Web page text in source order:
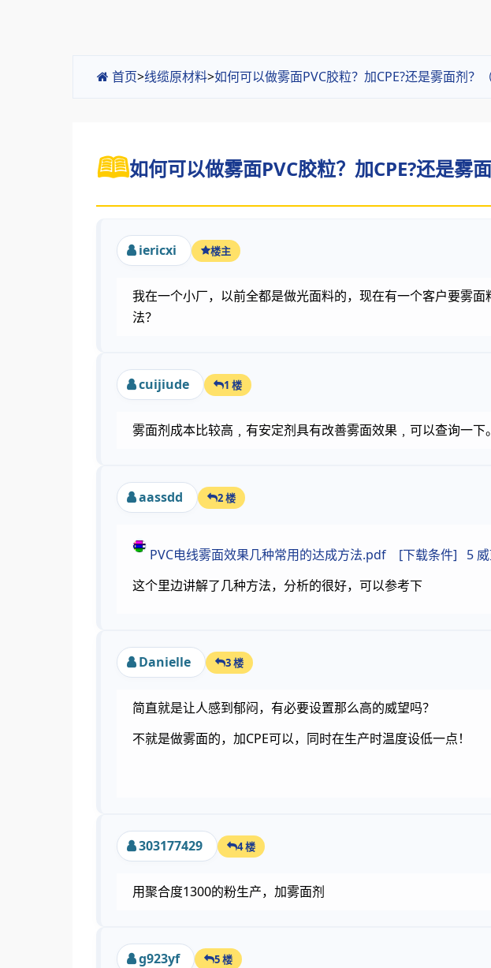
首页>线缆原材料>如何可以做雾面PVC胶粒？加CPE?还是雾面剂？（
如何可以做雾面PVC胶粒？加CPE?还是雾
iericxi 楼主
我在一个小厂，以前全都是做光面料的，现在有一个客户要雾
法？
cuijiude 1 楼
雾面剂成本比较高﹐有安定剂具有改善雾面效果﹐可以查询一下。
aassdd 2 楼
PVC电线雾面效果几种常用的达成方法.pdf [下载条件] 5 威
这个里边讲解了几种方法，分析的很好，可以参考下
Danielle 3 楼
简直就是让人感到郁闷，有必要设置那么高的威望吗？
不就是做雾面的，加CPE可以，同时在生产时温度设低一点！
303177429 4 楼
用聚合度1300的粉生产，加雾面剂
g923yf 5 楼